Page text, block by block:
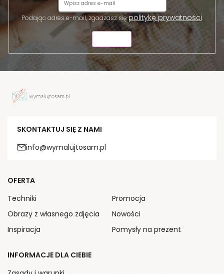
Podając adres e-mail, zgadzasz siępolitykę prywatności.
SKONTAKTUJ SIĘ Z NAMI
info@wymalujtosam.pl
OFERTA
Techniki
Obrazy z własnego zdjęcia
Inspiracja
Promocja
Nowości
Pomysły na prezent
INFORMACJE DLA CIEBIE